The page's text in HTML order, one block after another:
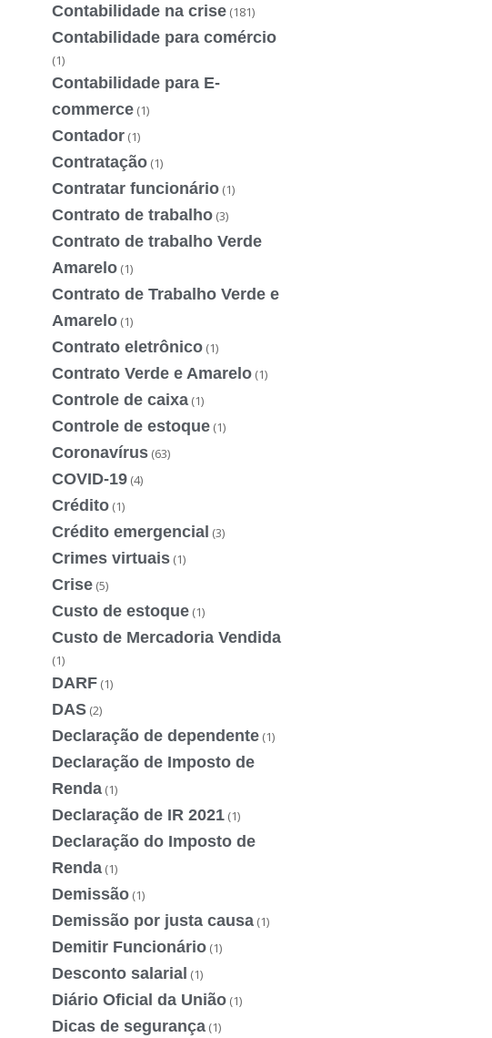
Contabilidade na crise (181)
Contabilidade para comércio
(1)
Contabilidade para E-
commerce (1)
Contador (1)
Contratação (1)
Contratar funcionário (1)
Contrato de trabalho (3)
Contrato de trabalho Verde
Amarelo (1)
Contrato de Trabalho Verde e
Amarelo (1)
Contrato eletrônico (1)
Contrato Verde e Amarelo (1)
Controle de caixa (1)
Controle de estoque (1)
Coronavírus (63)
COVID-19 (4)
Crédito (1)
Crédito emergencial (3)
Crimes virtuais (1)
Crise (5)
Custo de estoque (1)
Custo de Mercadoria Vendida
(1)
DARF (1)
DAS (2)
Declaração de dependente (1)
Declaração de Imposto de
Renda (1)
Declaração de IR 2021 (1)
Declaração do Imposto de
Renda (1)
Demissão (1)
Demissão por justa causa (1)
Demitir Funcionário (1)
Desconto salarial (1)
Diário Oficial da União (1)
Dicas de segurança (1)